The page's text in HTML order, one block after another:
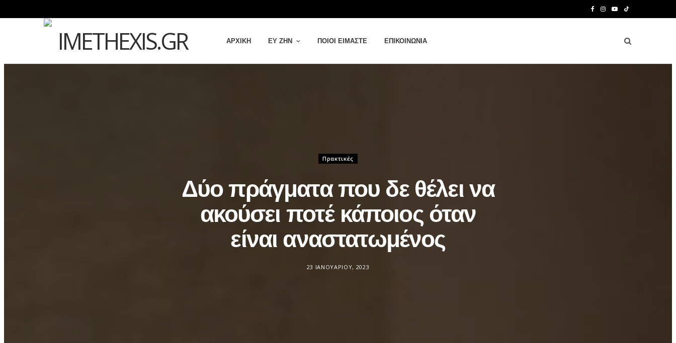
e
I
t
Y
T
T
k
T
ΑΡΧΙΚΉ ΕΥ ΖΗΝ ΠΟΙΟΙ ΕΊΜΑΣΤΕ ΕΠΙΚΟΙΝΩΝΊΑ
Πρακτικές
Δύο πράγματα που δε θέλει να
ακούσει ποτέ κάποιος όταν
είναι αναστατωμένος
23 ΙΑΝΟΥΑΡΊΟΥ, 2023